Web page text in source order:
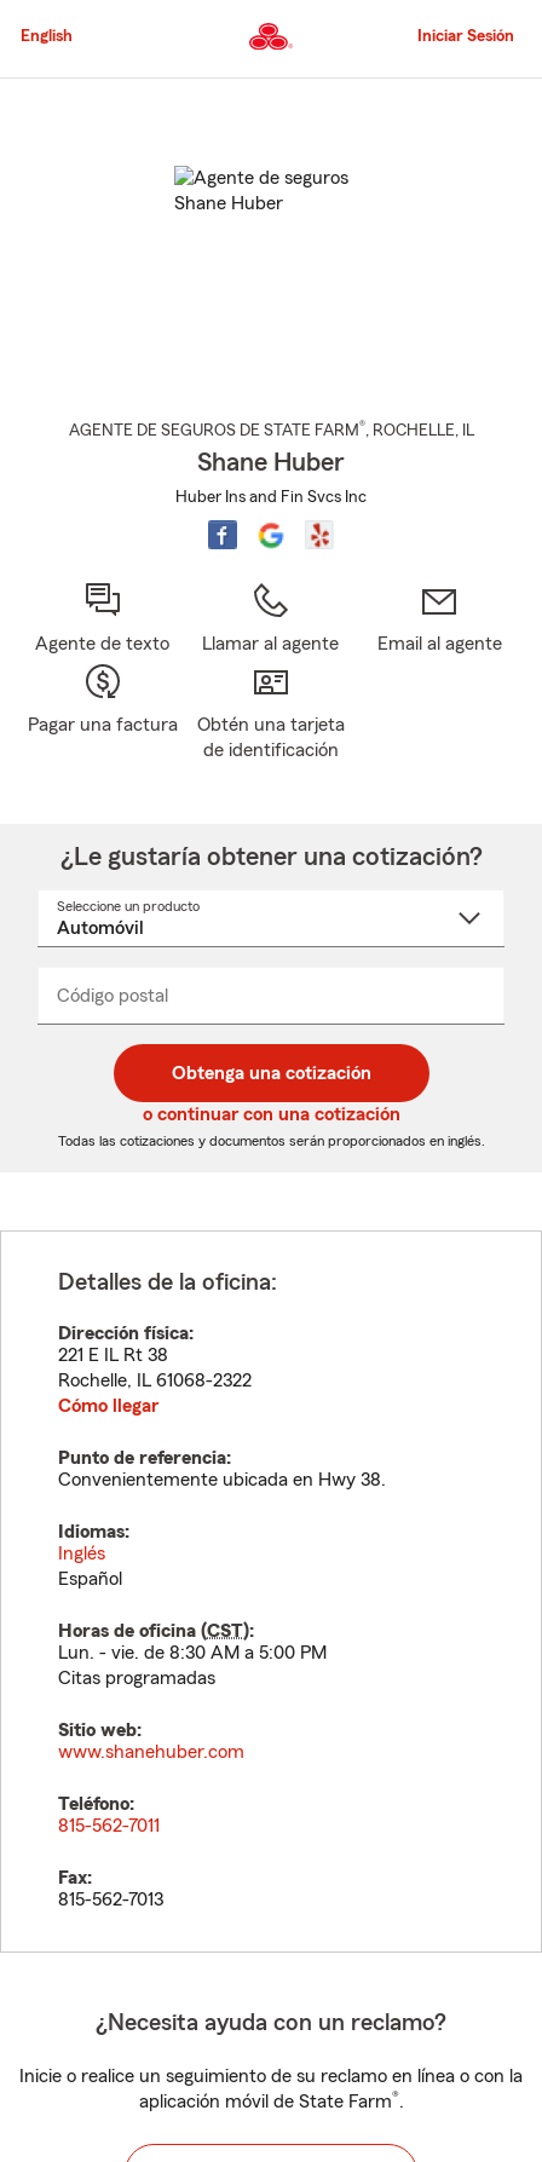
al
principal
English Iniciar Sesión
AGENTE DE SEGUROS DE STATE FARM®, ROCHELLE, IL
Shane Huber
Huber Ins and Fin Svcs Inc
Agente de texto Llamar al agente Email al agente
Pagar una factura
Obtén una tarjeta
de identificación
¿Le gustaría obtener una cotización?
Seleccione un producto
desplegable
Código postal
de
5
dígitos
de
5
dígitos
_____
Obtenga una cotización
o continuar con una cotización
Todas las cotizaciones y documentos serán proporcionados en inglés.
Detalles de la oficina:
Dirección física:
221 E IL Rt 38
Rochelle, IL 61068-2322
Cómo llegar
Punto de referencia:
Convenientemente ubicada en Hwy 38.
Idiomas:
Inglés
Español
Horas de oficina (CST):
Lun. - vie. de 8:30 AM a 5:00 PM
Citas programadas
Sitio web:
www.shanehuber.com
Teléfono:
815-562-7011
Fax:
815-562-7013
¿Necesita ayuda con un reclamo?
Inicie o realice un seguimiento de su reclamo en línea o con la
aplicación móvil de State Farm®.